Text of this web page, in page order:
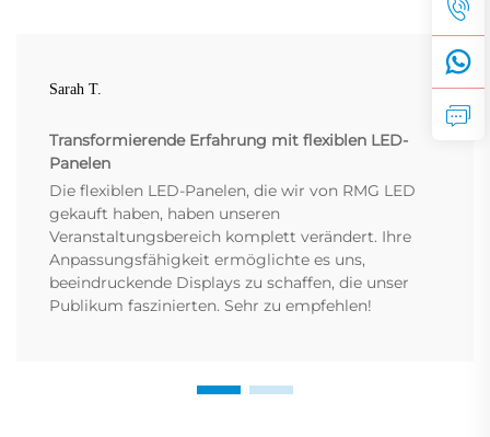
Sarah T.
Transformierende Erfahrung mit flexiblen LED-
Panelen
Die flexiblen LED-Panelen, die wir von RMG LED
gekauft haben, haben unseren
Veranstaltungsbereich komplett verändert. Ihre
Anpassungsfähigkeit ermöglichte es uns,
beeindruckende Displays zu schaffen, die unser
Publikum faszinierten. Sehr zu empfehlen!